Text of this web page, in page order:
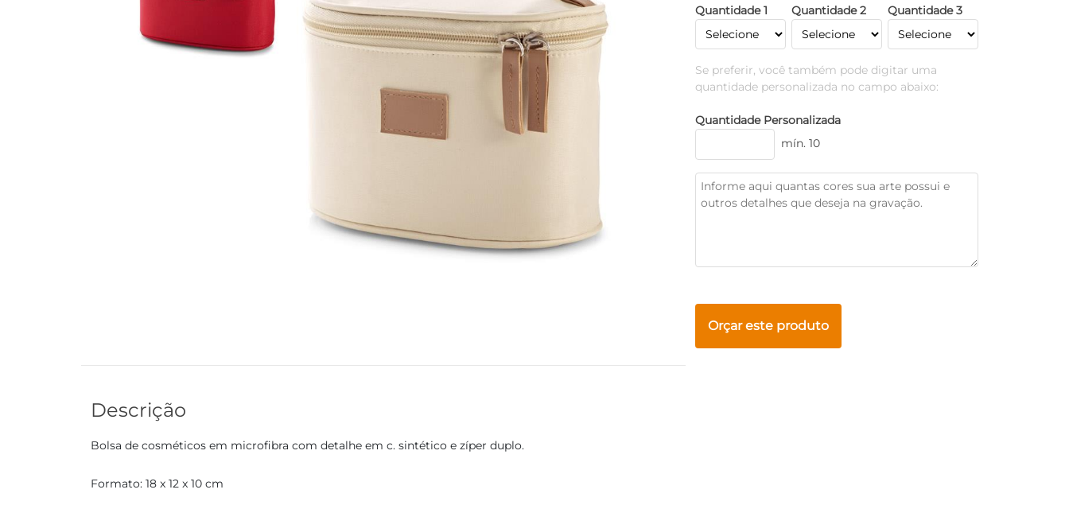
Descrição
Bolsa de cosméticos em microfibra com detalhe em c. sintético e zíper duplo.
Formato: 18 x 12 x 10 cm
Quantidade 1 Quantidade 2 Quantidade 3
Se preferir, você também pode digitar uma
quantidade personalizada no campo abaixo:
Quantidade Personalizada
mín. 10
Orçar este produto